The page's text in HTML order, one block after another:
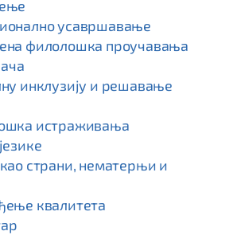
усавршавање
филолошка проучавања
инклузију и решавање
истраживања
страни, нематерњи и
квалитета